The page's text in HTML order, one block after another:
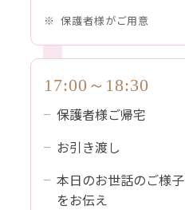
保護者様がご用意
17:00～18:30
保護者様ご帰宅
お引き渡し
本日のお世話のご様子
をお伝え